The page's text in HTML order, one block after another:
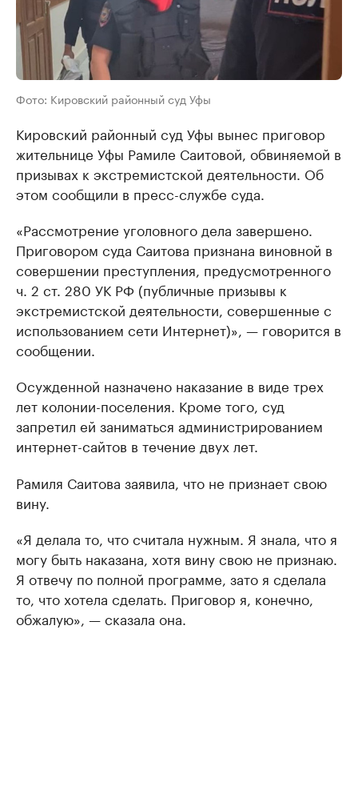
Фото: Кировский районный суд Уфы
Кировский районный суд Уфы вынес приговор
жительнице Уфы Рамиле Саитовой, обвиняемой в
призывах к экстремистской деятельности. Об
этом сообщили в пресс-службе суда.
«Рассмотрение уголовного дела завершено.
Приговором суда Саитова признана виновной в
совершении преступления, предусмотренного
ч. 2 ст. 280 УК РФ (публичные призывы к
экстремистской деятельности, совершенные с
использованием сети Интернет)», — говорится в
сообщении.
Осужденной назначено наказание в виде трех
лет колонии-поселения. Кроме того, суд
запретил ей заниматься администрированием
интернет-сайтов в течение двух лет.
Рамиля Саитова заявила, что не признает свою
вину.
«Я делала то, что считала нужным. Я знала, что я
могу быть наказана, хотя вину свою не признаю.
Я отвечу по полной программе, зато я сделала
то, что хотела сделать. Приговор я, конечно,
обжалую», — сказала она.